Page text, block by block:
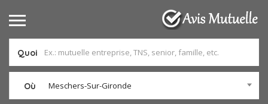
Quoi
Où Meschers-Sur-Gironde